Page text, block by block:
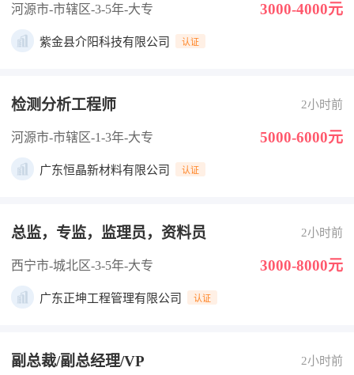
河源市-市辖区-3-5年-大专 3000-4000元
紫金县介阳科技有限公司 认证
检测分析工程师 2小时前
河源市-市辖区-1-3年-大专 5000-6000元
广东恒晶新材料有限公司 认证
总监，专监，监理员，资料员 2小时前
西宁市-城北区-3-5年-大专 3000-8000元
广东正坤工程管理有限公司 认证
副总裁/副总经理/VP 2小时前